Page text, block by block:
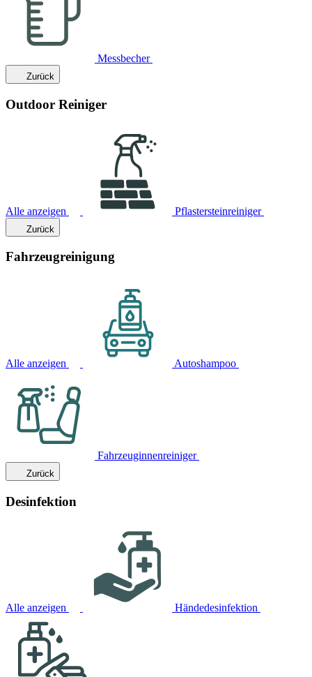
Messbecher
Zurück
Outdoor Reiniger
Alle anzeigen Pflastersteinreiniger
Zurück
Fahrzeugreinigung
Alle anzeigen Autoshampoo
Fahrzeuginnenreiniger
Zurück
Desinfektion
Alle anzeigen Händedesinfektion